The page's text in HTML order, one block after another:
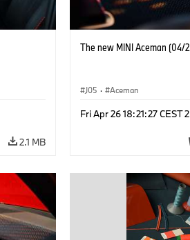
2.1 MB
The new MINI Aceman (04/
J05 · Aceman
Fri Apr 26 18:21:27 CEST